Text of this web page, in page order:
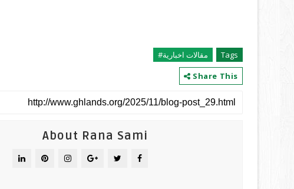
Tags
مقالات اخبارية#
Share This
About Rana Sami